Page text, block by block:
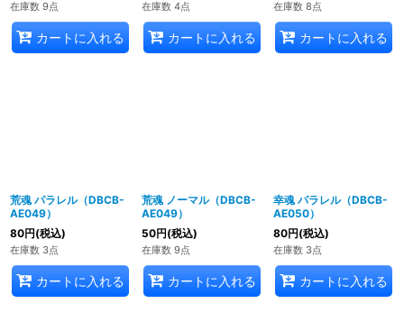
在庫数 9点
カートに入れる
在庫数 4点
カートに入れる
在庫数 8点
カートに入れる
荒魂 パラレル（DBCB-
AE049）
80円(税込)
在庫数 3点
カートに入れる
荒魂 ノーマル（DBCB-
AE049）
50円(税込)
在庫数 9点
カートに入れる
幸魂 パラレル（DBCB-
AE050）
80円(税込)
在庫数 3点
カートに入れる